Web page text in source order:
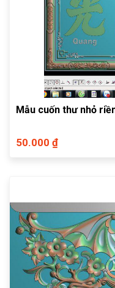
Mẫu cuốn thư nhỏ
50.000 ₫